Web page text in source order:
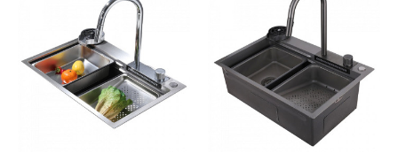
Кухонная мойка ABBER
Wasser Kreis AF2194 хром
25200р.
КУПИТЬ